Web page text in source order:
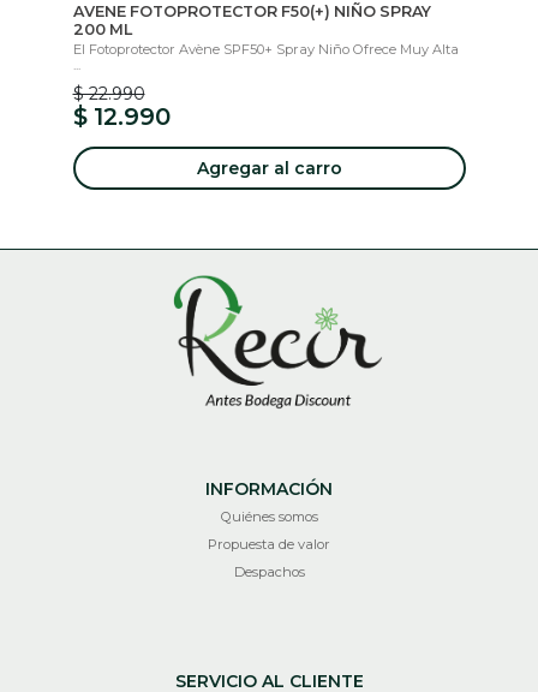
AVENE FOTOPROTECTOR F50(+) NIÑO SPRAY
200 ML
El Fotoprotector Avène SPF50+ Spray Niño Ofrece Muy Alta
$ 22.990
$ 12.990
Agregar al carro
INFORMACIÓN
Quiénes somos
Propuesta de valor
Despachos
SERVICIO AL CLIENTE